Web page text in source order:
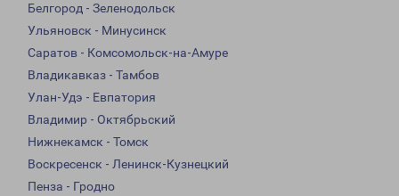
Белгород - Зеленодольск
Ульяновск - Минусинск
Саратов - Комсомольск-на-Амуре
Владикавказ - Тамбов
Улан-Удэ - Евпатория
Владимир - Октябрьский
Нижнекамск - Томск
Воскресенск - Ленинск-Кузнецкий
Пенза - Гродно